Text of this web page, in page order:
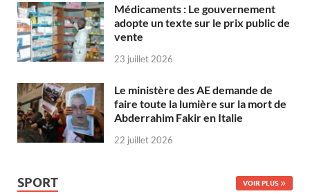
Médicaments : Le gouvernement
adopte un texte sur le prix public de
vente
23 juillet 2026
Le ministère des AE demande de
faire toute la lumière sur la mort de
Abderrahim Fakir en Italie
22 juillet 2026
SPORT VOIR PLUS